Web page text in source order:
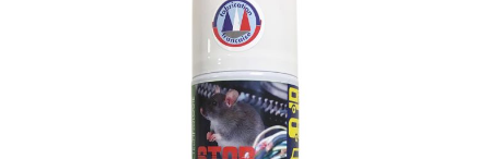
PROTECTION ANTI-
RONGEURS : CABLES,
GAINES ELECTRIQUES ET
MOUSSES D’ISOLATION